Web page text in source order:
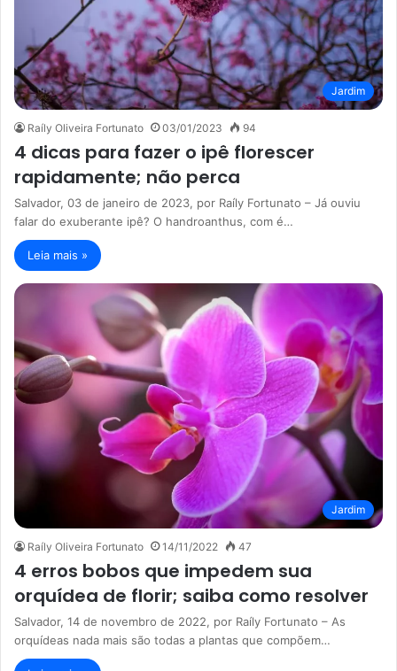
Jardim
Raíly Oliveira Fortunato 03/01/2023 94
4 dicas para fazer o ipê florescer
rapidamente; não perca
Salvador, 03 de janeiro de 2023, por Raíly Fortunato – Já ouviu
falar do exuberante ipê? O handroanthus, com é…
Leia mais »
Jardim
Raíly Oliveira Fortunato 14/11/2022 47
4 erros bobos que impedem sua
orquídea de florir; saiba como resolver
Salvador, 14 de novembro de 2022, por Raíly Fortunato – As
orquídeas nada mais são todas a plantas que compõem…